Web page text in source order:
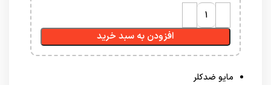
افزودن به سبد خرید
مایو ضدکلر